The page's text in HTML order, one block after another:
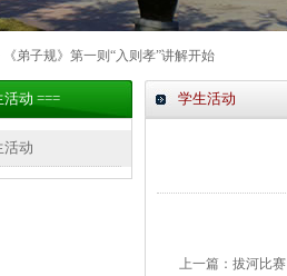
《弟子规》第一则“入则孝”讲解开始
活动 ===
活动
学生活动
上一篇：拔河比赛